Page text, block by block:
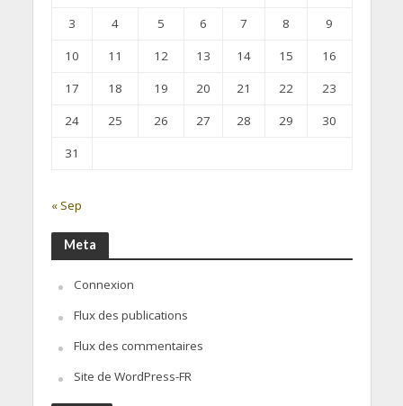
3
4 5 6 7 8
9
10
11 12 13 14 15
16
17
18 19 20 21 22
23
24
25 26 27 28 29
30
31
« Sep
Meta
Connexion
Flux des publications
Flux des commentaires
Site de WordPress-FR